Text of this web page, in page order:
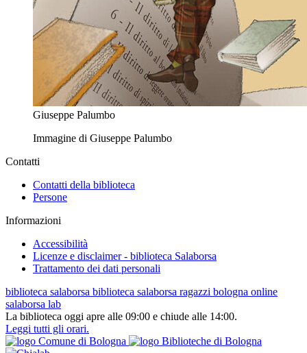
Giuseppe Palumbo
Immagine di Giuseppe Palumbo
Contatti
Contatti della biblioteca
Persone
Informazioni
Accessibilità
Licenze e disclaimer - biblioteca Salaborsa
Trattamento dei dati personali
biblioteca salaborsa biblioteca salaborsa ragazzi bologna online
salaborsa lab
La biblioteca oggi apre alle 09:00 e chiude alle 14:00.
Leggi tutti gli orari.